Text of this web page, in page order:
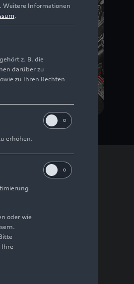
Weitere Informationen
.
z. B. die
darüber zu
zu Ihren Rechten
erhöhen.
oder wie
Ihre